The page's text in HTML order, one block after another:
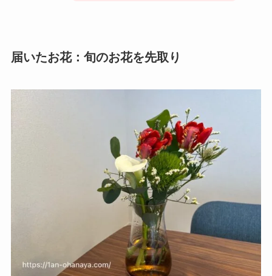
届いたお花：旬のお花を先取り